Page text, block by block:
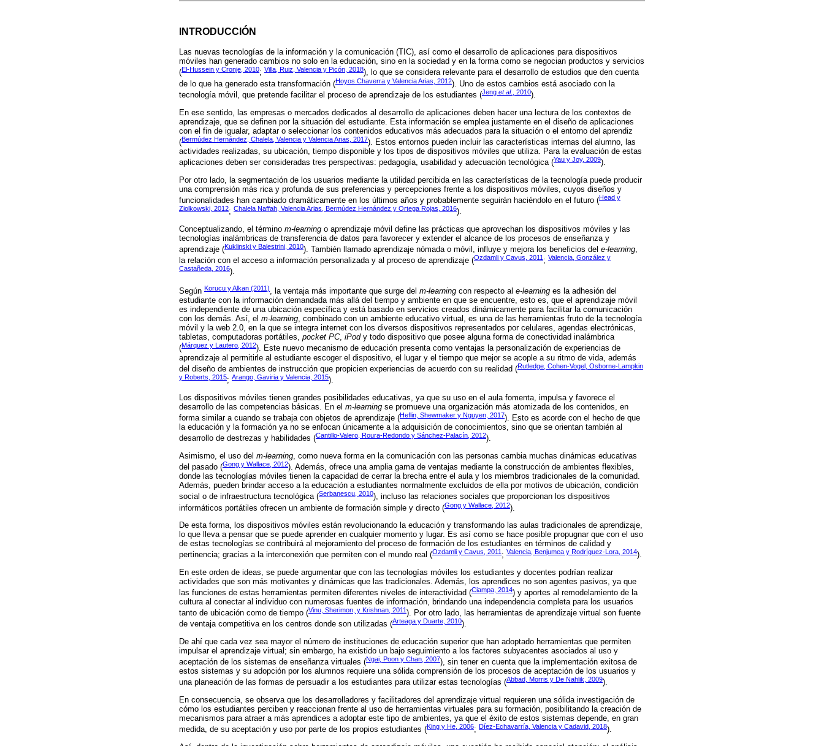
INTRODUCCIÓN
Las nuevas tecnologías de la información y la comunicación (TIC), así como el desarrollo de aplicaciones para dispositivos
móviles han generado cambios no solo en la educación, sino en la sociedad y en la forma como se negocian productos y servicios
(El-Hussein y Cronje, 2010; Villa, Ruiz, Valencia y Picón, 2018), lo que se considera relevante para el desarrollo de estudios que den cuenta
de lo que ha generado esta transformación (Hoyos Chaverra y Valencia Arias, 2012). Uno de estos cambios está asociado con la
tecnología móvil, que pretende facilitar el proceso de aprendizaje de los estudiantes (Jeng et al., 2010).
En ese sentido, las empresas o mercados dedicados al desarrollo de aplicaciones deben hacer una lectura de los contextos de
aprendizaje, que se definen por la situación del estudiante. Esta información se emplea justamente en el diseño de aplicaciones
con el fin de igualar, adaptar o seleccionar los contenidos educativos más adecuados para la situación o el entorno del aprendiz
(Bermúdez Hernández, Chalela, Valencia y Valencia Arias, 2017). Estos entornos pueden incluir las características internas del alumno, las
actividades realizadas, su ubicación, tiempo disponible y los tipos de dispositivos móviles que utiliza. Para la evaluación de estas
aplicaciones deben ser consideradas tres perspectivas: pedagogía, usabilidad y adecuación tecnológica (Yau y Joy, 2009).
Por otro lado, la segmentación de los usuarios mediante la utilidad percibida en las características de la tecnología puede producir
una comprensión más rica y profunda de sus preferencias y percepciones frente a los dispositivos móviles, cuyos diseños y
funcionalidades han cambiado dramáticamente en los últimos años y probablemente seguirán haciéndolo en el futuro (Head y
Ziolkowski, 2012; Chalela Naffah, Valencia Arias, Bermúdez Hernández y Ortega Rojas, 2016).
Conceptualizando, el término m-learning o aprendizaje móvil define las prácticas que aprovechan los dispositivos móviles y las
tecnologías inalámbricas de transferencia de datos para favorecer y extender el alcance de los procesos de enseñanza y
aprendizaje (Kuklinski y Balestrini, 2010). También llamado aprendizaje nómada o móvil, influye y mejora los beneficios del e-learning,
la relación con el acceso a información personalizada y al proceso de aprendizaje (Ozdamli y Cavus, 2011 ; Valencia, González y
Castañeda, 2016).
Según Korucu y Alkan (2011), la ventaja más importante que surge del m-learning con respecto al e-learning es la adhesión del
estudiante con la información demandada más allá del tiempo y ambiente en que se encuentre, esto es, que el aprendizaje móvil
es independiente de una ubicación específica y está basado en servicios creados dinámicamente para facilitar la comunicación
con los demás. Así, el m-learning, combinado con un ambiente educativo virtual, es una de las herramientas fruto de la tecnología
móvil y la web 2.0, en la que se integra internet con los diversos dispositivos representados por celulares, agendas electrónicas,
tabletas, computadoras portátiles, pocket PC, iPody todo dispositivo que posee alguna forma de conectividad inalámbrica
(Márquez y Lautero, 2012). Este nuevo mecanismo de educación presenta como ventajas la personalización de experiencias de
aprendizaje al permitirle al estudiante escoger el dispositivo, el lugar y el tiempo que mejor se acople a su ritmo de vida, además
del diseño de ambientes de instrucción que propicien experiencias de acuerdo con su realidad (Rutledge, Cohen-Vogel, Osborne-Lampkin
y Roberts, 2015; Arango, Gaviria y Valencia, 2015).
Los dispositivos móviles tienen grandes posibilidades educativas, ya que su uso en el aula fomenta, impulsa y favorece el
desarrollo de las competencias básicas. En el m-learning se promueve una organización más atomizada de los contenidos, en
forma similar a cuando se trabaja con objetos de aprendizaje (Heflin, Shewmaker y Nguyen, 2017). Esto es acorde con el hecho de que
la educación y la formación ya no se enfocan únicamente a la adquisición de conocimientos, sino que se orientan también al
desarrollo de destrezas y habilidades (Cantillo-Valero, Roura-Redondo y Sánchez-Palacín, 2012).
Asimismo, el uso del m-learning , como nueva forma en la comunicación con las personas cambia muchas dinámicas educativas
del pasado (Gong y Wallace, 2012). Además, ofrece una amplia gama de ventajas mediante la construcción de ambientes flexibles,
donde las tecnologías móviles tienen la capacidad de cerrar la brecha entre el aula y los miembros tradicionales de la comunidad.
Además, pueden brindar acceso a la educación a estudiantes normalmente excluidos de ella por motivos de ubicación, condición
social o de infraestructura tecnológica (Serbanescu, 2010), incluso las relaciones sociales que proporcionan los dispositivos
informáticos portátiles ofrecen un ambiente de formación simple y directo (Gong y Wallace, 2012).
De esta forma, los dispositivos móviles están revolucionando la educación y transformando las aulas tradicionales de aprendizaje,
lo que lleva a pensar que se puede aprender en cualquier momento y lugar. Es así como se hace posible propugnar que con el uso
de estas tecnologías se contribuirá al mejoramiento del proceso de formación de los estudiantes en términos de calidad y
pertinencia; gracias a la interconexión que permiten con el mundo real (Ozdamli y Cavus, 2011 ; Valencia, Benjumea y Rodríguez-Lora, 2014).
En este orden de ideas, se puede argumentar que con las tecnologías móviles los estudiantes y docentes podrían realizar
actividades que son más motivantes y dinámicas que las tradicionales. Además, los aprendices no son agentes pasivos, ya que
las funciones de estas herramientas permiten diferentes niveles de interactividad (Ciampa, 2014) y aportes al remodelamiento de la
cultura al conectar al individuo con numerosas fuentes de información, brindando una independencia completa para los usuarios
tanto de ubicación como de tiempo (Vinu, Sherimon, y Krishnan, 2011). Por otro lado, las herramientas de aprendizaje virtual son fuente
de ventaja competitiva en los centros donde son utilizadas (Arteaga y Duarte, 2010).
De ahí que cada vez sea mayor el número de instituciones de educación superior que han adoptado herramientas que permiten
impulsar el aprendizaje virtual; sin embargo, ha existido un bajo seguimiento a los factores subyacentes asociados al uso y
aceptación de los sistemas de enseñanza virtuales (Ngai, Poon y Chan, 2007), sin tener en cuenta que la implementación exitosa de
estos sistemas y su adopción por los alumnos requiere una sólida comprensión de los procesos de aceptación de los usuarios y
una planeación de las formas de persuadir a los estudiantes para utilizar estas tecnologías (Abbad, Morris y De Nahlik, 2009).
En consecuencia, se observa que los desarrolladores y facilitadores del aprendizaje virtual requieren una sólida investigación de
cómo los estudiantes perciben y reaccionan frente al uso de herramientas virtuales para su formación, posibilitando la creación de
mecanismos para atraer a más aprendices a adoptar este tipo de ambientes, ya que el éxito de estos sistemas depende, en gran
medida, de su aceptación y uso por parte de los propios estudiantes (King y He, 2006; Díez-Echavarría, Valencia y Cadavid, 2018).